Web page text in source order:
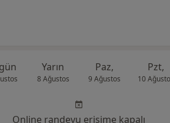
Yarın
8 Ağustos
Paz,
9 Ağustos
Pzt,
10
Online randevu erişime kapalı